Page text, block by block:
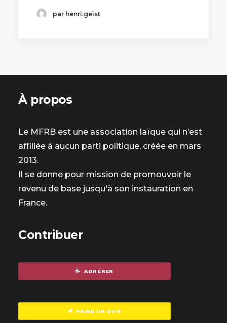
par henri.geist
À propos
Le MFRB est une association laïque qui n’est
affiliée à aucun parti politique, créée en mars
2013.
Il se donne pour mission de promouvoir le
revenu de base jusqu'à son instauration en
France.
Contribuer
ADHÉRER
FAIRE UN DON